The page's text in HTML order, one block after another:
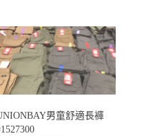
男童舒適長褲